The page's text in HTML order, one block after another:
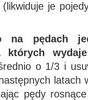
je
na pędach
o 1/3 i
latach
pędy